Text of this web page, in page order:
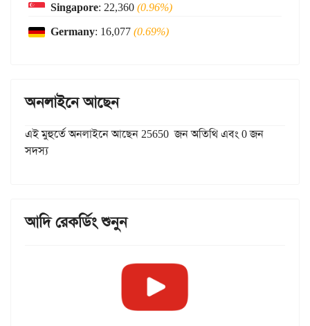
Singapore: 22,360(0.96%)
Germany: 16,077(0.69%)
অনলাইনে আছেন
এই মুহুর্তে অনলাইনে আছেন 25650 জন অতিথি এবং 0 জন
সদস্য
আদি রেকর্ডিং শুনুন